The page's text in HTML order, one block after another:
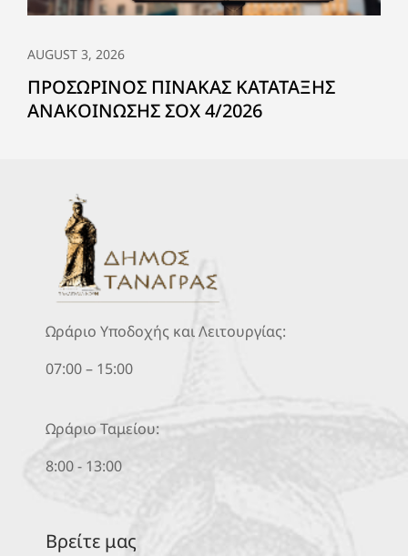
AUGUST 3, 2026
ΠΡΟΣΩΡΙΝΟΣ ΠΙΝΑΚΑΣ ΚΑΤΑΤΑΞΗΣ
ΑΝΑΚΟΙΝΩΣΗΣ ΣΟΧ 4/2026
Ωράριο Υποδοχής και Λειτουργίας:
07:00 – 15:00
Ωράριο Ταμείου:
8:00 - 13:00
Βρείτε μας